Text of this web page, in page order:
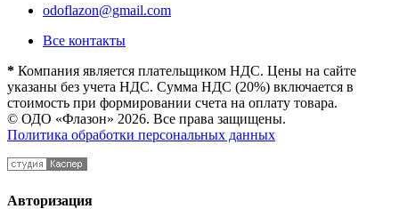
odoflazon@gmail.com
Все контакты
* Компания является плательщиком НДС. Цены на сайте
указаны без учета НДС. Сумма НДС (20%) включается в
стоимость при формировании счета на оплату товара.
© ОДО «Флазон» 2026. Все права защищены.
Политика обработки персональных данных
Авторизация